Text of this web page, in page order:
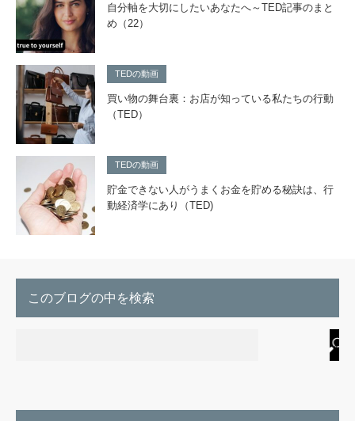
自分軸を大切にしたいあなたへ～TED記事のまと
め（22）
TEDの動画
買い物の舞台裏：お店が知っている私たちの行動
（TED）
TEDの動画
貯金できない人がうまくお金を貯める秘訣は、行
動経済学にあり（TED)
このブログの中を検索